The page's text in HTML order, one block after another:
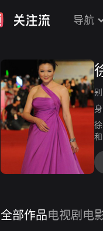
导航
别
身
全部作品电视剧 电